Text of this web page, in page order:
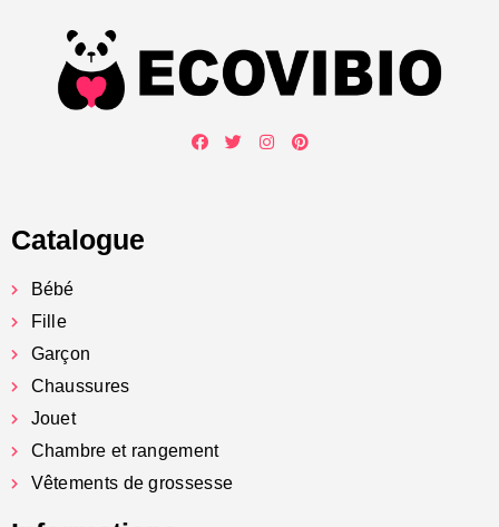
Catalogue
Bébé
Fille
Garçon
Chaussures
Jouet
Chambre et rangement
Vêtements de grossesse